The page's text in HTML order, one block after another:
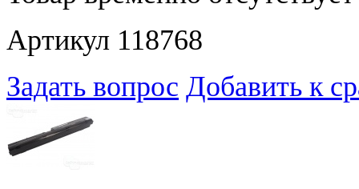
Артикул 118768
Задать вопрос Добавить к